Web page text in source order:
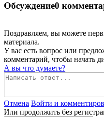
Обсуждение0
Поздравляем, вы можете
материала.
У вас есть вопрос или
комментарий, чтобы начать
А вы что думаете?
Отмена Войти и
Или продолжить без